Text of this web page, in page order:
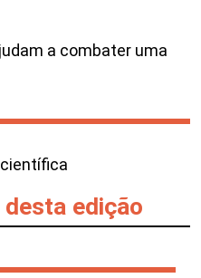
a combater uma
edição